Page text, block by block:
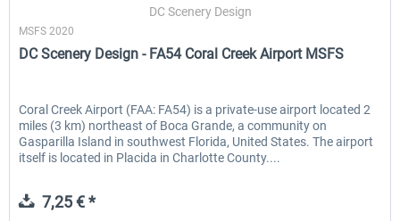
EmergencyDispatcherPro - 24h Free
0,00 € * 36,29 € *
DC Scenery Design
MSFS 2020
DC Scenery Design - FA54 Coral Creek Airport MSFS
Coral Creek Airport (FAA: FA54) is a private-use airport located 2
miles (3 km) northeast of Boca Grande, a community on
Gasparilla Island in southwest Florida, United States. The airport
itself is located in Placida in Charlotte County....
7,25 € *